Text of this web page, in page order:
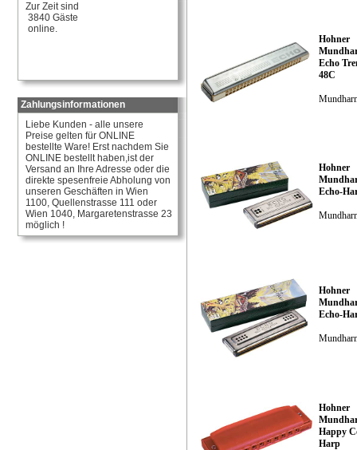
Zur Zeit sind
3840 Gäste
online.
Zahlungsinformationen
Liebe Kunden - alle unsere
Preise gelten für ONLINE
bestellte Ware! Erst nachdem Sie
ONLINE bestellt haben,ist der
Versand an Ihre Adresse oder die
direkte spesenfreie Abholung von
unseren Geschäften in Wien
1100, Quellenstrasse 111 oder
Wien 1040, Margaretenstrasse 23
möglich !
Hohner
Echo
48C
Hohner
Echo-
Hohner
Echo-
Hohner
Happy
Harp